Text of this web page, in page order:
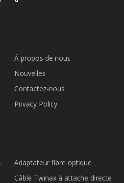
À propos de nous
Nouvelles
Contactez-nous
Privacy Policy
Adaptateur fibre optique
Câble Twinax à attache directe